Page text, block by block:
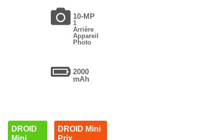
10-MP
1
Arrière
Appareil
Photo
2000
mAh
DROID
Mini
DROID Mini
Prix